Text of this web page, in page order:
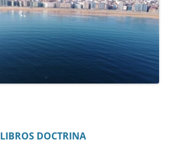
LIBROS DOCTRINA